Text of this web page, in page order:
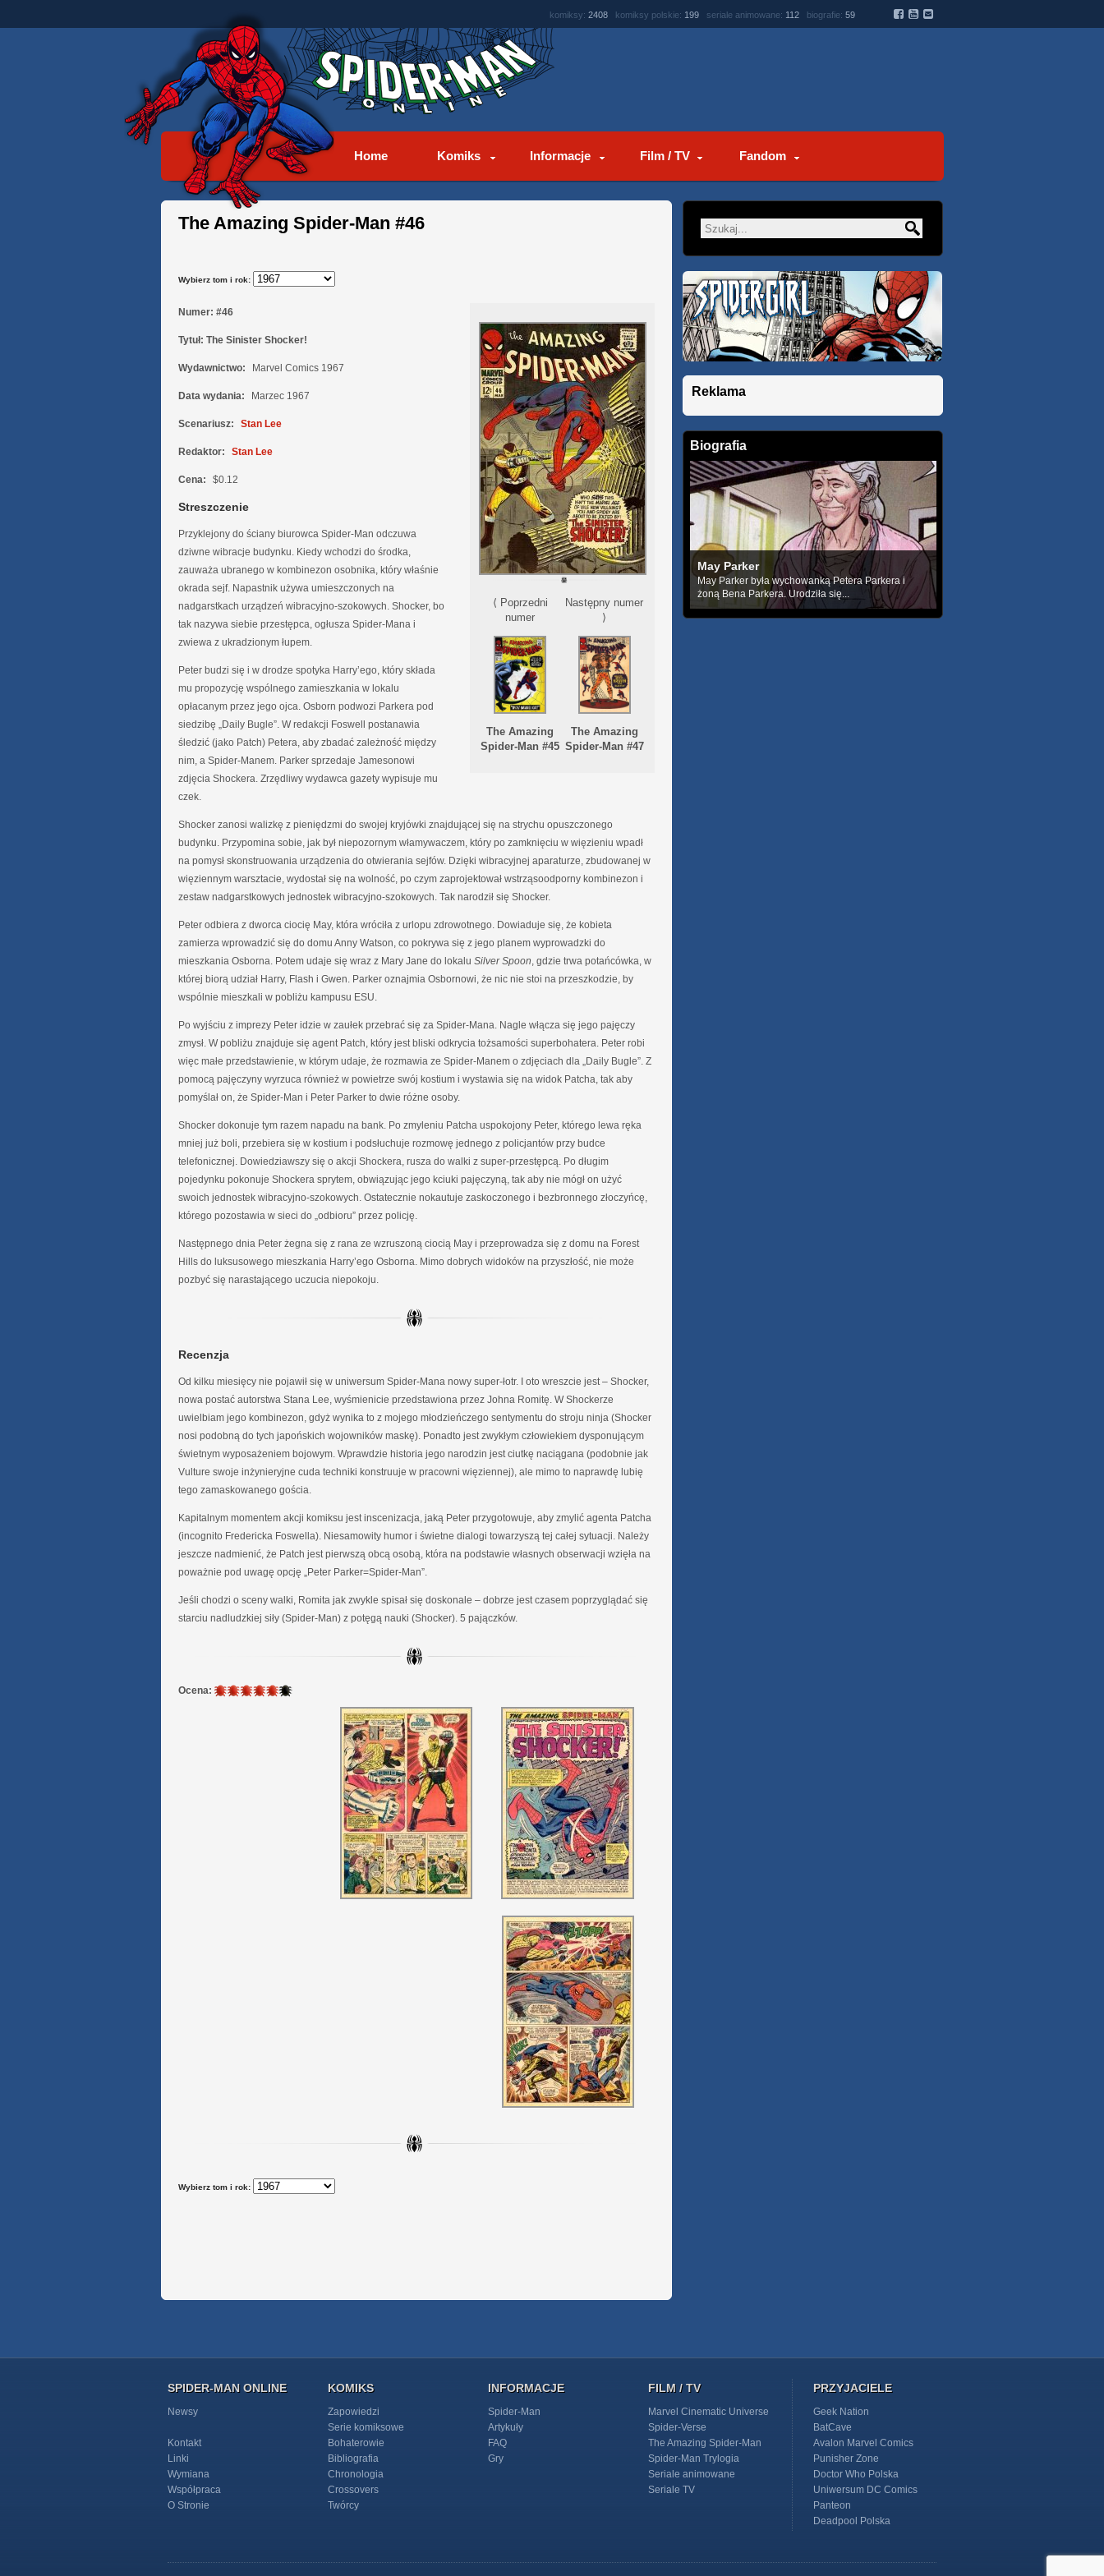
komiksy: 2408 komiksy polskie: 199 seriale animowane: 112 biografie: 59
Home Komiks Informacje Film / TV Fandom
The Amazing Spider-Man #46
Wybierz tom i rok:
⟨ Poprzedni
numer
The Amazing
Spider-Man #45
Następny numer
⟩
The Amazing
Spider-Man #47
Numer: #46
Tytuł: The Sinister Shocker!
Wydawnictwo: Marvel Comics 1967
Data wydania: Marzec 1967
Scenariusz: Stan Lee
Redaktor: Stan Lee
Cena: $0.12
Streszczenie
Przyklejony do ściany biurowca Spider-Man odczuwa
dziwne wibracje budynku. Kiedy wchodzi do środka,
zauważa ubranego w kombinezon osobnika, który właśnie
okrada sejf. Napastnik używa umieszczonych na
nadgarstkach urządzeń wibracyjno-szokowych. Shocker, bo
tak nazywa siebie przestępca, ogłusza Spider-Mana i
zwiewa z ukradzionym łupem.
Peter budzi się i w drodze spotyka Harry’ego, który składa
mu propozycję wspólnego zamieszkania w lokalu
opłacanym przez jego ojca. Osborn podwozi Parkera pod
siedzibę „Daily Bugle”. W redakcji Foswell postanawia
śledzić (jako Patch) Petera, aby zbadać zależność między
nim, a Spider-Manem. Parker sprzedaje Jamesonowi
zdjęcia Shockera. Zrzędliwy wydawca gazety wypisuje mu
czek.
Shocker zanosi walizkę z pieniędzmi do swojej kryjówki znajdującej się na strychu opuszczonego
budynku. Przypomina sobie, jak był niepozornym włamywaczem, który po zamknięciu w więzieniu wpadł
na pomysł skonstruowania urządzenia do otwierania sejfów. Dzięki wibracyjnej aparaturze, zbudowanej w
więziennym warsztacie, wydostał się na wolność, po czym zaprojektował wstrząsoodporny kombinezon i
zestaw nadgarstkowych jednostek wibracyjno-szokowych. Tak narodził się Shocker.
Peter odbiera z dworca ciocię May, która wróciła z urlopu zdrowotnego. Dowiaduje się, że kobieta
zamierza wprowadzić się do domu Anny Watson, co pokrywa się z jego planem wyprowadzki do
mieszkania Osborna. Potem udaje się wraz z Mary Jane do lokalu Silver Spoon, gdzie trwa potańcówka, w
której biorą udział Harry, Flash i Gwen. Parker oznajmia Osbornowi, że nic nie stoi na przeszkodzie, by
wspólnie mieszkali w pobliżu kampusu ESU.
Po wyjściu z imprezy Peter idzie w zaułek przebrać się za Spider-Mana. Nagle włącza się jego pajęczy
zmysł. W pobliżu znajduje się agent Patch, który jest bliski odkrycia tożsamości superbohatera. Peter robi
więc małe przedstawienie, w którym udaje, że rozmawia ze Spider-Manem o zdjęciach dla „Daily Bugle”. Z
pomocą pajęczyny wyrzuca również w powietrze swój kostium i wystawia się na widok Patcha, tak aby
pomyślał on, że Spider-Man i Peter Parker to dwie różne osoby.
Shocker dokonuje tym razem napadu na bank. Po zmyleniu Patcha uspokojony Peter, którego lewa ręka
mniej już boli, przebiera się w kostium i podsłuchuje rozmowę jednego z policjantów przy budce
telefonicznej. Dowiedziawszy się o akcji Shockera, rusza do walki z super-przestępcą. Po długim
pojedynku pokonuje Shockera sprytem, obwiązując jego kciuki pajęczyną, tak aby nie mógł on użyć
swoich jednostek wibracyjno-szokowych. Ostatecznie nokautuje zaskoczonego i bezbronnego złoczyńcę,
którego pozostawia w sieci do „odbioru” przez policję.
Następnego dnia Peter żegna się z rana ze wzruszoną ciocią May i przeprowadza się z domu na Forest
Hills do luksusowego mieszkania Harry’ego Osborna. Mimo dobrych widoków na przyszłość, nie może
pozbyć się narastającego uczucia niepokoju.
Recenzja
Od kilku miesięcy nie pojawił się w uniwersum Spider-Mana nowy super-łotr. I oto wreszcie jest – Shocker,
nowa postać autorstwa Stana Lee, wyśmienicie przedstawiona przez Johna Romitę. W Shockerze
uwielbiam jego kombinezon, gdyż wynika to z mojego młodzieńczego sentymentu do stroju ninja (Shocker
nosi podobną do tych japońskich wojowników maskę). Ponadto jest zwykłym człowiekiem dysponującym
świetnym wyposażeniem bojowym. Wprawdzie historia jego narodzin jest ciutkę naciągana (podobnie jak
Vulture swoje inżynieryjne cuda techniki konstruuje w pracowni więziennej), ale mimo to naprawdę lubię
tego zamaskowanego gościa.
Kapitalnym momentem akcji komiksu jest inscenizacja, jaką Peter przygotowuje, aby zmylić agenta Patcha
(incognito Fredericka Foswella). Niesamowity humor i świetne dialogi towarzyszą tej całej sytuacji. Należy
jeszcze nadmienić, że Patch jest pierwszą obcą osobą, która na podstawie własnych obserwacji wzięła na
poważnie pod uwagę opcję „Peter Parker=Spider-Man”.
Jeśli chodzi o sceny walki, Romita jak zwykle spisał się doskonale – dobrze jest czasem poprzyglądać się
starciu nadludzkiej siły (Spider-Man) z potęgą nauki (Shocker). 5 pajączków.
Ocena: 5
Wybierz tom i rok:
Reklama
Biografia
May Parker
May Parker była wychowanką Petera Parkera i
żoną Bena Parkera. Urodziła się...
SPIDER-MAN ONLINE
Newsy
Kontakt
Linki
Wymiana
Współpraca
O Stronie
KOMIKS
Zapowiedzi
Serie komiksowe
Bohaterowie
Bibliografia
Chronologia
Crossovers
Twórcy
INFORMACJE
Spider-Man
Artykuły
FAQ
Gry
FILM / TV
Marvel Cinematic Universe
Spider-Verse
The Amazing Spider-Man
Spider-Man Trylogia
Seriale animowane
Seriale TV
PRZYJACIELE
Geek Nation
BatCave
Avalon Marvel Comics
Punisher Zone
Doctor Who Polska
Uniwersum DC Comics
Panteon
Deadpool Polska